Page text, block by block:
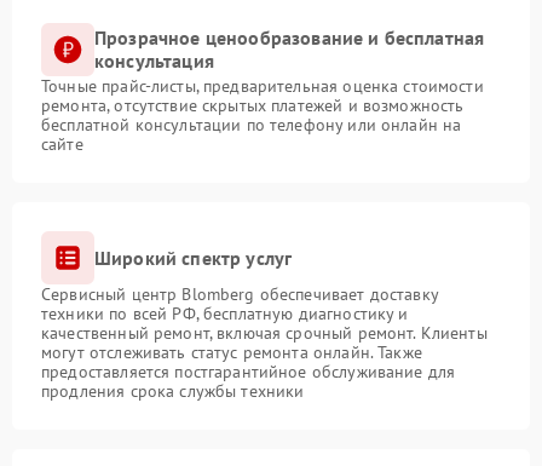
Прозрачное ценообразование и бесплатная
консультация
Точные прайс-листы, предварительная оценка стоимости
ремонта, отсутствие скрытых платежей и возможность
бесплатной консультации по телефону или онлайн на
сайте
Широкий спектр услуг
Сервисный центр Blomberg обеспечивает доставку
техники по всей РФ, бесплатную диагностику и
качественный ремонт, включая срочный ремонт. Клиенты
могут отслеживать статус ремонта онлайн. Также
предоставляется постгарантийное обслуживание для
продления срока службы техники